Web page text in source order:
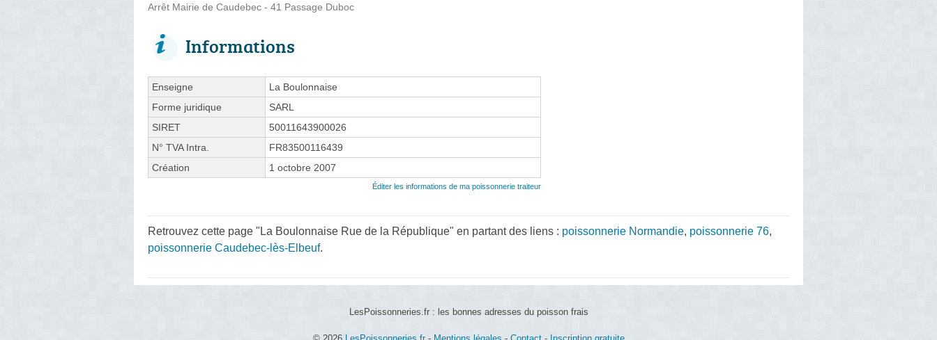
Arrêt Mairie de Caudebec - 41 Passage Duboc
Informations
Enseigne
La Boulonnaise
Forme juridique
SARL
SIRET
50011643900026
N° TVA Intra.
FR83500116439
Création
1 octobre 2007
Éditer les informations de ma poissonnerie traiteur
Retrouvez cette page "La Boulonnaise Rue de la République" en partant des liens : poissonnerie Normandie, poissonnerie 76,
poissonnerie Caudebec-lès-Elbeuf.
LesPoissonneries.fr : les bonnes adresses du poisson frais